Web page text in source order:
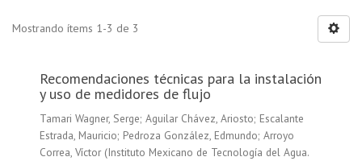
Mostrando ítems 1-3 de 3
Recomendaciones técnicas para la instalación
y uso de medidores de flujo
Tamari Wagner, Serge; Aguilar Chávez, Ariosto; Escalante
Estrada, Mauricio; Pedroza González, Edmundo; Arroyo
Correa, Víctor (Instituto Mexicano de Tecnología del Agua.